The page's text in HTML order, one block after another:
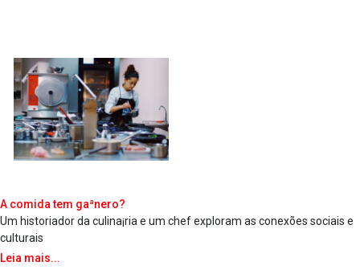
A comida tem gaªnero?
Um historiador da culina¡ria e um chef exploram as conexões sociais e
culturais
Leia mais...